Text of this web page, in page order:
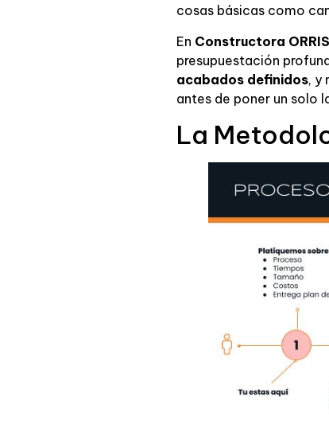
cosas básicas como
En Constructora
presupuestación
acabados definidos, y
antes de poner un solo
La